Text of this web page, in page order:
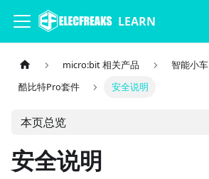
LEARN
micro:bit 相关产品
智能小车
酷比特Pro套件
安全说明
本页总览
安全说明